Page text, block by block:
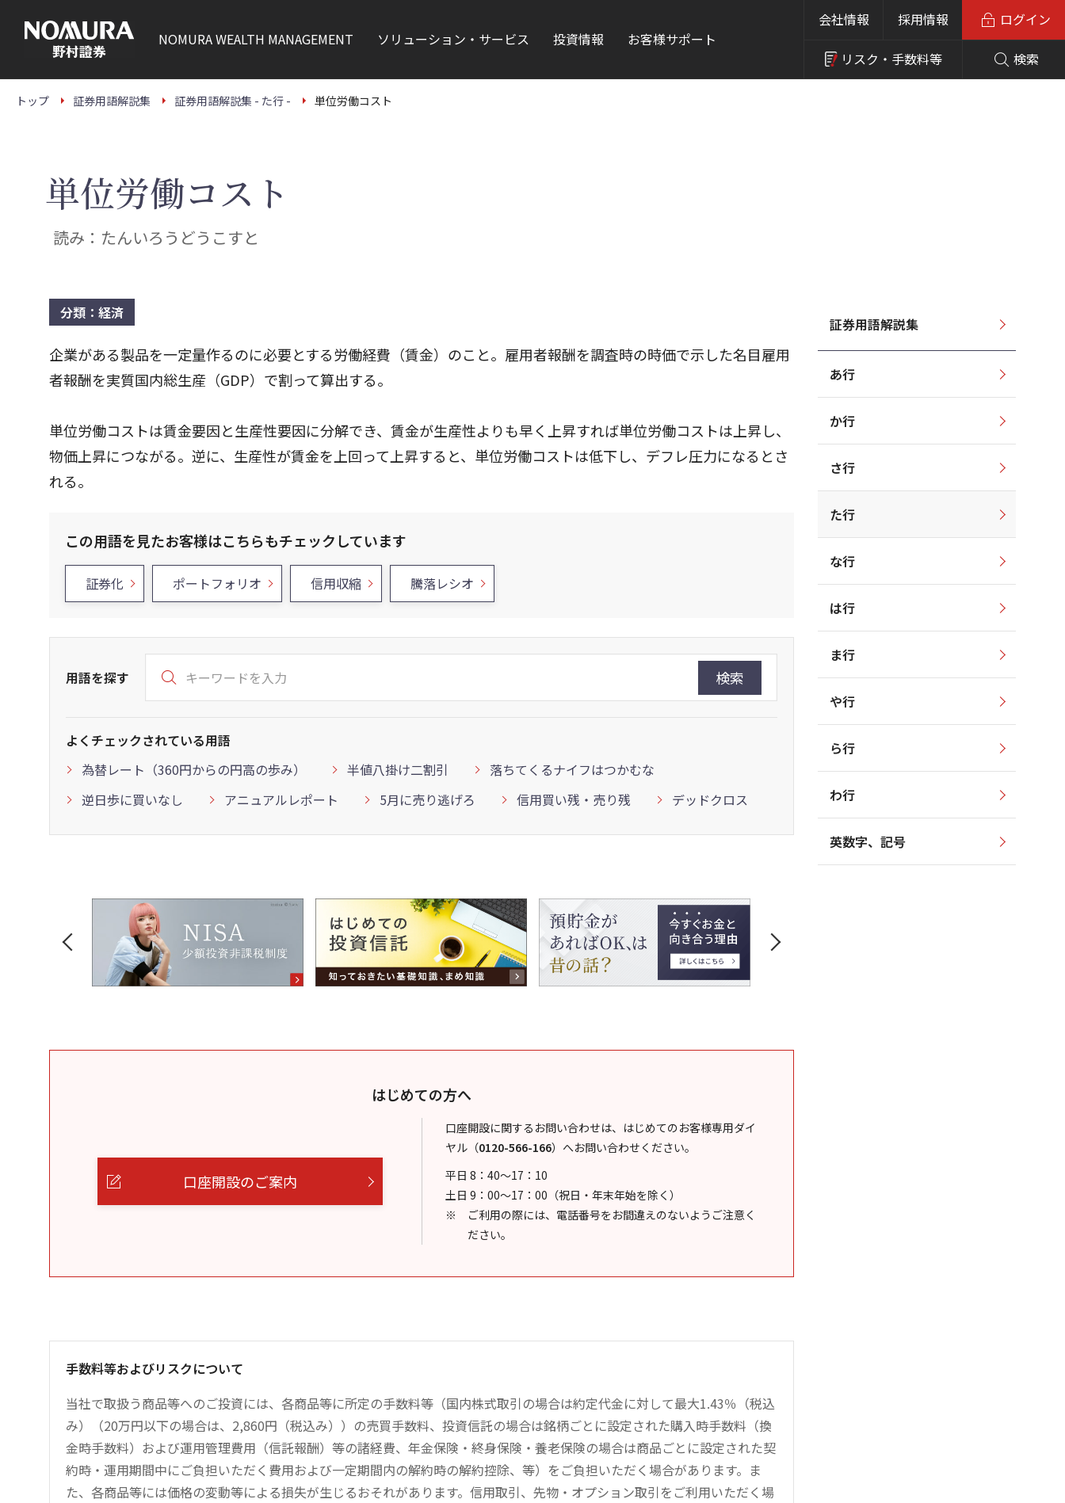
本
NOMURAWEALTH MANAGEMENT ソリューション・サービス 投資情報 お客様サポート
会社情報 採用情報
リスク・ 手数料等 検索
ログイン
トップ 証券用語解説集 証券用語解説集 - た行 - 単位労働コスト
単位労働コスト
読み：たんいろうどうこすと
分類：経済
企業がある製品を一定量作るのに必要とする労働経費（賃金）のこと。雇用者報酬を調査時の時価で示した名目雇用
者報酬を実質国内総生産（GDP）で割って算出する。
単位労働コストは賃金要因と生産性要因に分解でき、賃金が生産性よりも早く上昇すれば単位労働コストは上昇し、
物価上昇につながる。逆に、生産性が賃金を上回って上昇すると、単位労働コストは低下し、デフレ圧力になるとさ
れる。
この用語を見たお客様はこちらもチェックしています
証券化 ポートフォリオ 信用収縮 騰落レシオ
用語を探す 検索
よくチェックされている用語
為替レート（360円からの円高の歩み）
半値八掛け二割引
落ちてくるナイフはつかむな
逆日歩に買いなし
アニュアルレポート 5月に売り逃げろ 信用買い残・売り残 デッドクロス
はじめての方へ
口座開設のご案内
口座開設に関するお問い合わせは、はじめてのお客様専用ダイ
ヤル （0120-566-166） へお問い合わせください。
平日 8：40～17：10
土日 9：00～17：00（祝日・年末年始を除く）
ご利用の際には、電話番号をお間違えのないようご注意く
ださい。
手数料等およびリスクについて
当社で取扱う商品等へのご投資には、各商品等に所定の手数料等（国内株式取引の場合は約定代金に対して最大1.43％（税込
み）（20万円以下の場合は、2,860円（税込み））の売買手数料、投資信託の場合は銘柄ごとに設定された購入時手数料（換
金時手数料）および運用管理費用（信託報酬）等の諸経費、年金保険・終身保険・養老保険の場合は商品ごとに設定された契
約時・運用期間中にご負担いただく費用および一定期間内の解約時の解約控除、等）をご負担いただく場合があります。ま
た、各商品等には価格の変動等による損失が生じるおそれがあります。信用取引、先物・オプション取引をご利用いただく場
証券用語解説集
あ行
か行
さ行
た行
な行
は行
ま行
や行
ら行
わ行
英数字、記号